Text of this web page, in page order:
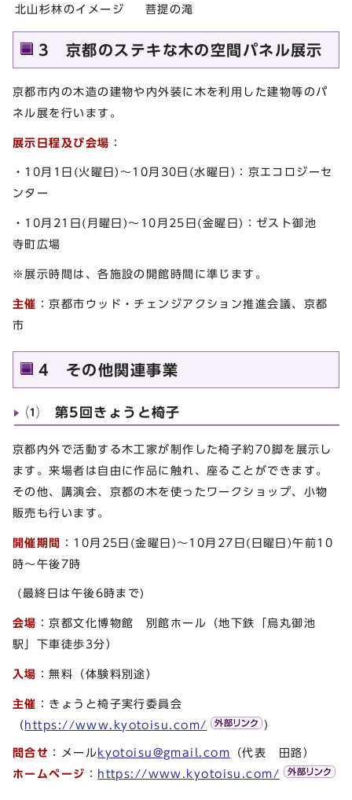
北山杉林のイメージ 菩提の滝
3 京都のステキな木の空間パネル展示
京都市内の木造の建物や内外装に木を利用した建物等のパ
ネル展を行います。
展示日程及び会場 ：
・10月1日(火曜日)～10月30日(水曜日)：京エコロジーセ
ンター
・10月21日(月曜日)～10月25日(金曜日)：ゼスト御池
寺町広場
※展示時間は、各施設の開館時間に準じます。
主催 ：京都市ウッド・チェンジアクション推進会議、京都
市
4 その他関連事業
⑴ 第5回きょうと椅子
京都内外で活動する木工家が制作した椅子約70脚を展示し
ます。来場者は自由に作品に触れ、座ることができます。
その他、講演会、京都の木を使ったワークショップ、小物
販売も行います。
開催期間 ：10月25日(金曜日)〜10月27日(日曜日)午前10
時～午後7時
(最終日は午後6時まで)
会場 ：京都文化博物館 別館ホール（地下鉄「烏丸御池
駅」下車徒歩3分）
入場 ：無料（体験料別途）
主催 ：きょうと椅子実行委員会
（ https://www.kyotoisu.com/ ）
問合せ ：メールkyotoisu@gmail.com （代表 田路）
ホームページ ： https://www.kyotoisu.com/